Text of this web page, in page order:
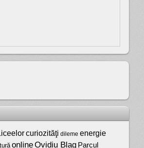
curiozităţi dileme energie
onlineOvidiu Blag Parcul